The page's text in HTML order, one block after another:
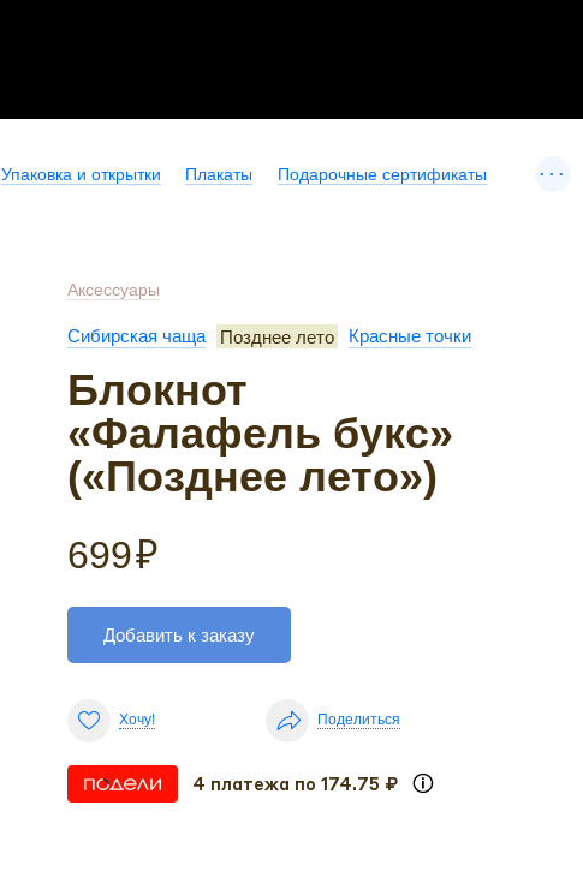
Упаковка и открытки Плакаты Подарочные сертификаты ...
Аксессуары
Сибирская чаща Позднее лето Красные точки
Блокнот
«Фалафель букс»
(«Позднее лето»)
699₽
Добавить к заказу
Хочу! Поделиться
4 платежа по 174.75 ₽